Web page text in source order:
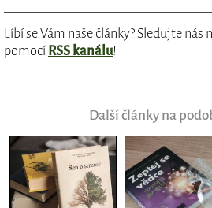
Líbí se Vám naše články? Sledujte nás
pomocí RSS kanálu!
Další články na